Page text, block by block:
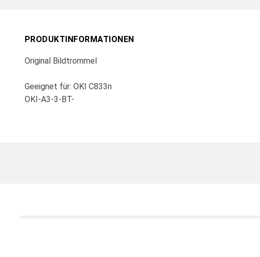
PRODUKTINFORMATIONEN
Original Bildtrommel
Geeignet für: OKI C833n
OKI-A3-3-BT-